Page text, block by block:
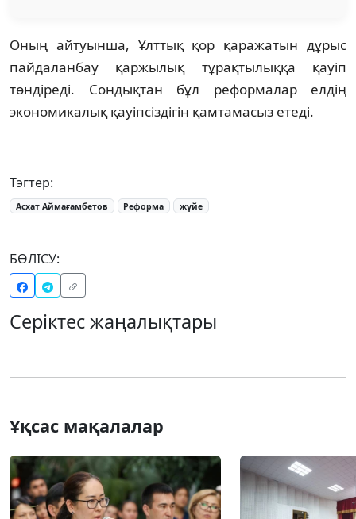
Оның айтуынша, Ұлттық қор қаражатын дұрыс
пайдаланбау қаржылық тұрақтылыққа қауіп
төндіреді. Сондықтан бұл реформалар елдің
экономикалық қауіпсіздігін қамтамасыз етеді.
Тэгтер:
Асхат Аймағамбетов Реформа жүйе
БӨЛІСУ:
Серіктес жаңалықтары
Ұқсас мақалалар